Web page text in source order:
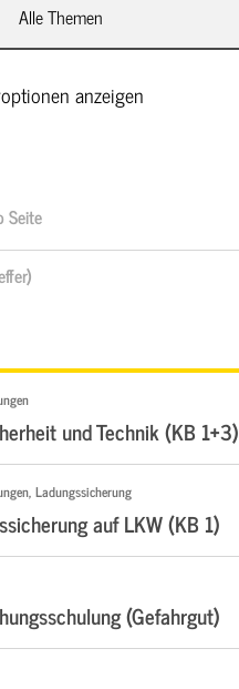
Alle Themen
anzeigen
Seite
und Technik (KB 1+3)
Ladungssicherung
auf LKW (KB 1)
(Gefahrgut)